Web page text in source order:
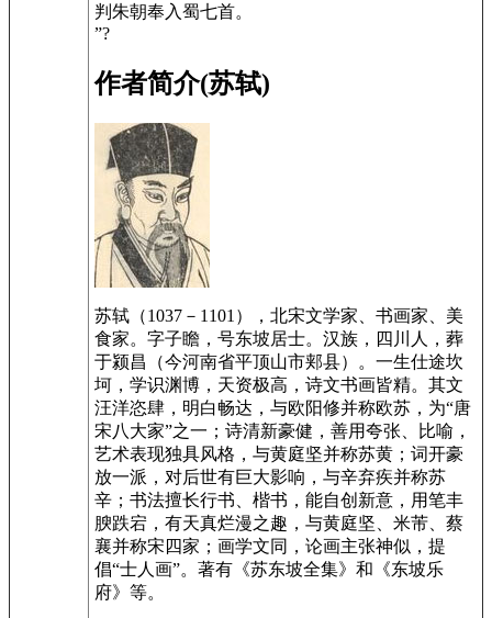
判朱朝奉入蜀七首。
”?
作者简介(苏轼)
苏轼（1037－1101），北宋文学家、书画家、美
食家。字子瞻，号东坡居士。汉族，四川人，葬
于颍昌（今河南省平顶山市郏县）。一生仕途坎
坷，学识渊博，天资极高，诗文书画皆精。其文
汪洋恣肆，明白畅达，与欧阳修并称欧苏，为“唐
宋八大家”之一；诗清新豪健，善用夸张、比喻，
艺术表现独具风格，与黄庭坚并称苏黄；词开豪
放一派，对后世有巨大影响，与辛弃疾并称苏
辛；书法擅长行书、楷书，能自创新意，用笔丰
腴跌宕，有天真烂漫之趣，与黄庭坚、米芾、蔡
襄并称宋四家；画学文同，论画主张神似，提
倡“士人画”。著有《苏东坡全集》和《东坡乐
府》等。